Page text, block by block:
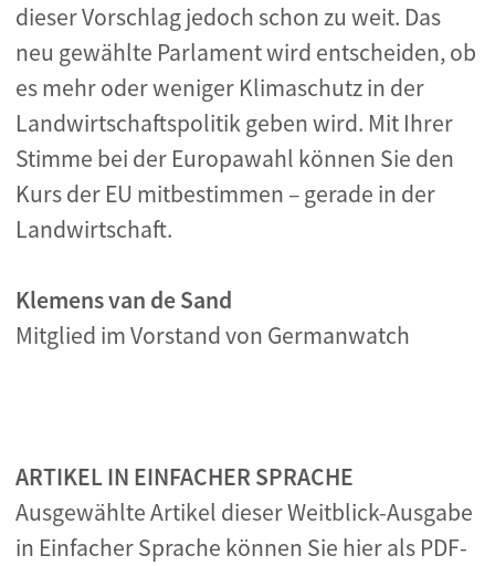
dieser Vorschlag jedoch schon zu weit. Das
neu gewählte Parlament wird entscheiden, ob
es mehr oder weniger Klimaschutz in der
Landwirtschaftspolitik geben wird. Mit Ihrer
Stimme bei der Europawahl können Sie den
Kurs der EU mitbestimmen – gerade in der
Landwirtschaft.
Klemens van de Sand
Mitglied im Vorstand von Germanwatch
ARTIKEL IN EINFACHER SPRACHE
Ausgewählte Artikel dieser Weitblick-Ausgabe
in Einfacher Sprache können Sie hier als PDF-